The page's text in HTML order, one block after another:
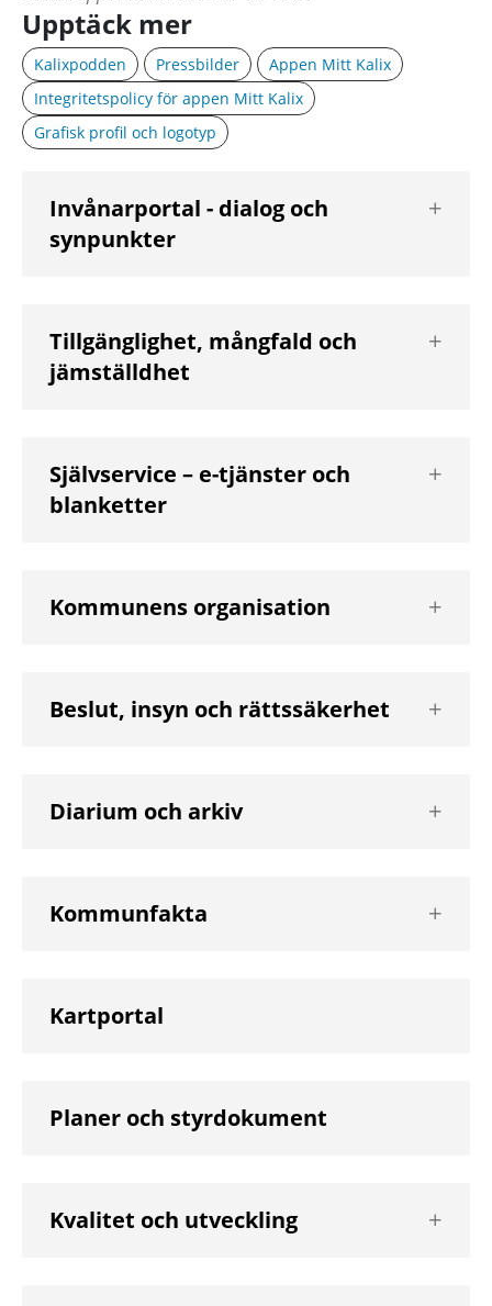
Upptäck mer
Kalixpodden Pressbilder
Appen Mitt Kalix
Integritetspolicy för appen Mitt Kalix
Grafisk profil och logotyp
Invånarportal - dialog och
synpunkter
nästa
Tillgänglighet, mångfald och
jämställdhet
nästa
Självservice – e-tjänster och
blanketter
nästa
Kommunens organisation
nästa
Beslut, insyn och rättssäkerhet
nästa
Diarium och arkiv
nästa
Kommunfakta
nästa
Kartportal
Planer och styrdokument
Kvalitet och utveckling
nästa